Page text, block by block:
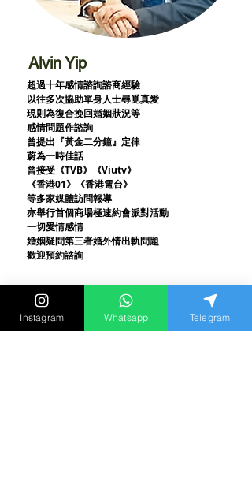
Alvin Yip
超過十年感情諮詢諮商經驗
以往多次協助單身人士尋覓真愛
現則為復合挽回婚姻狀況等
感情問題作諮詢
曾提出『黃金二分鐘』定律
蔚為一時佳話
曾接受《TVB》《Viutv》
《香港01》
《香港電台》
等多家媒體訪問報導
亦舉行首個商場極速約會派對活動
一切愛情感情
婚姻疑問第三者婚外情出軌問題
歡迎預約諮詢
最新消息和兩性影片
都在 instagram
立刻追蹤我們
Instagram Whatsapp Telegram